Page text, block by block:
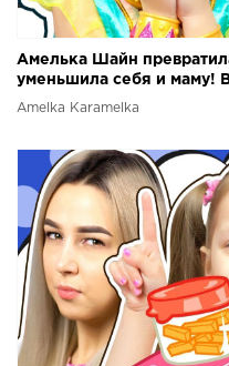
Амелька Шайн
уменьшила себя и маму!
Video
Amelka Karamelka